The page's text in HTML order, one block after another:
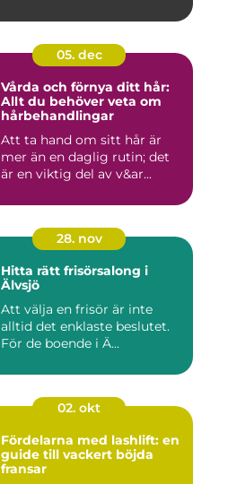
05. dec
Vårda och förnya ditt hår:
Allt du behöver veta om
hårbehandlingar
Att ta hand om sitt hår är
mer än en daglig rutin; det
är en viktig del av v&ar...
28. nov
Hitta rätt frisörsalong i
Älvsjö
Att välja en frisör är inte
alltid det enklaste beslutet.
För de boende i Ä...
02. okt
Fördelarna med lashlift: en
guide till vackert böjda
fransar